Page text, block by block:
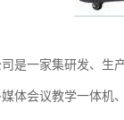
是一家集研发、生
体会议教学一体机